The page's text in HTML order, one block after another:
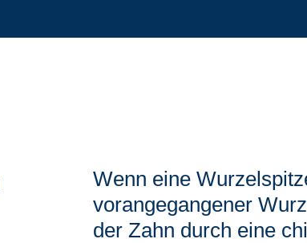
Wenn eine
vorangegangener
der Zahn durch eine